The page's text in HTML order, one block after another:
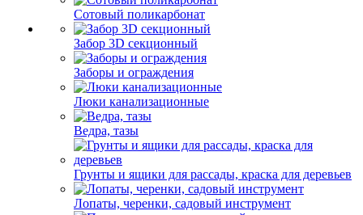
Сотовый поликарбонат
Забор 3D секционный
Заборы и ограждения
Люки канализационные
Ведра, тазы
Грунты и ящики для рассады, краска для деревьев
Лопаты, черенки, садовый инструмент